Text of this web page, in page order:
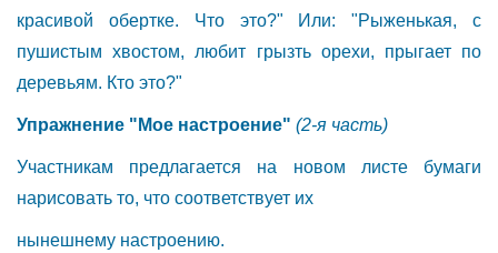
красивой обертке. Что это?" Или: "Рыженькая, с
пушистым хвостом, любит грызть орехи, прыгает по
деревьям. Кто это?"
Упражнение "Мое настроение" (2-я часть)
Участникам предлагается на новом листе бумаги
нарисовать то, что соответствует их
нынешнему настроению.